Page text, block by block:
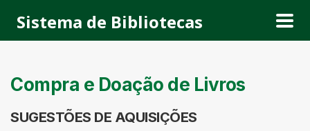
Sistema de Bibliotecas
Compra e Doação de Livros
SUGESTÕES DE AQUISIÇÕES